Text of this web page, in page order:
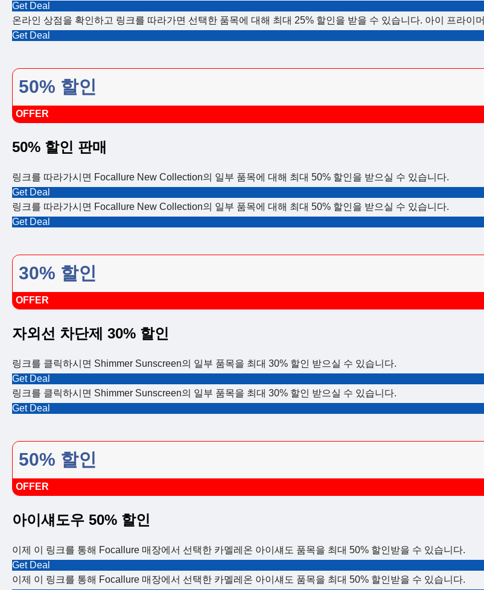
Get Deal
온라인 상점을 확인하고 링크를 따라가면 선택한 품목에 대해 최대 25% 할인을 받을 수 있습니다. 아이 프라이머
Get Deal
50% 할인
OFFER
50% 할인 판매
링크를 따라가시면 Focallure New Collection의 일부 품목에 대해 최대 50% 할인을 받으실 수 있습니다.
Get Deal
링크를 따라가시면 Focallure New Collection의 일부 품목에 대해 최대 50% 할인을 받으실 수 있습니다.
Get Deal
30% 할인
OFFER
자외선 차단제 30% 할인
링크를 클릭하시면 Shimmer Sunscreen의 일부 품목을 최대 30% 할인 받으실 수 있습니다.
Get Deal
링크를 클릭하시면 Shimmer Sunscreen의 일부 품목을 최대 30% 할인 받으실 수 있습니다.
Get Deal
50% 할인
OFFER
아이섀도우 50% 할인
이제 이 링크를 통해 Focallure 매장에서 선택한 카멜레온 아이섀도 품목을 최대 50% 할인받을 수 있습니다.
Get Deal
이제 이 링크를 통해 Focallure 매장에서 선택한 카멜레온 아이섀도 품목을 최대 50% 할인받을 수 있습니다.